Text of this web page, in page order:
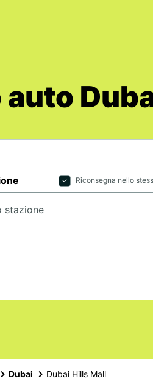
Riconsegna nello
Dubai Dubai Hills Mall